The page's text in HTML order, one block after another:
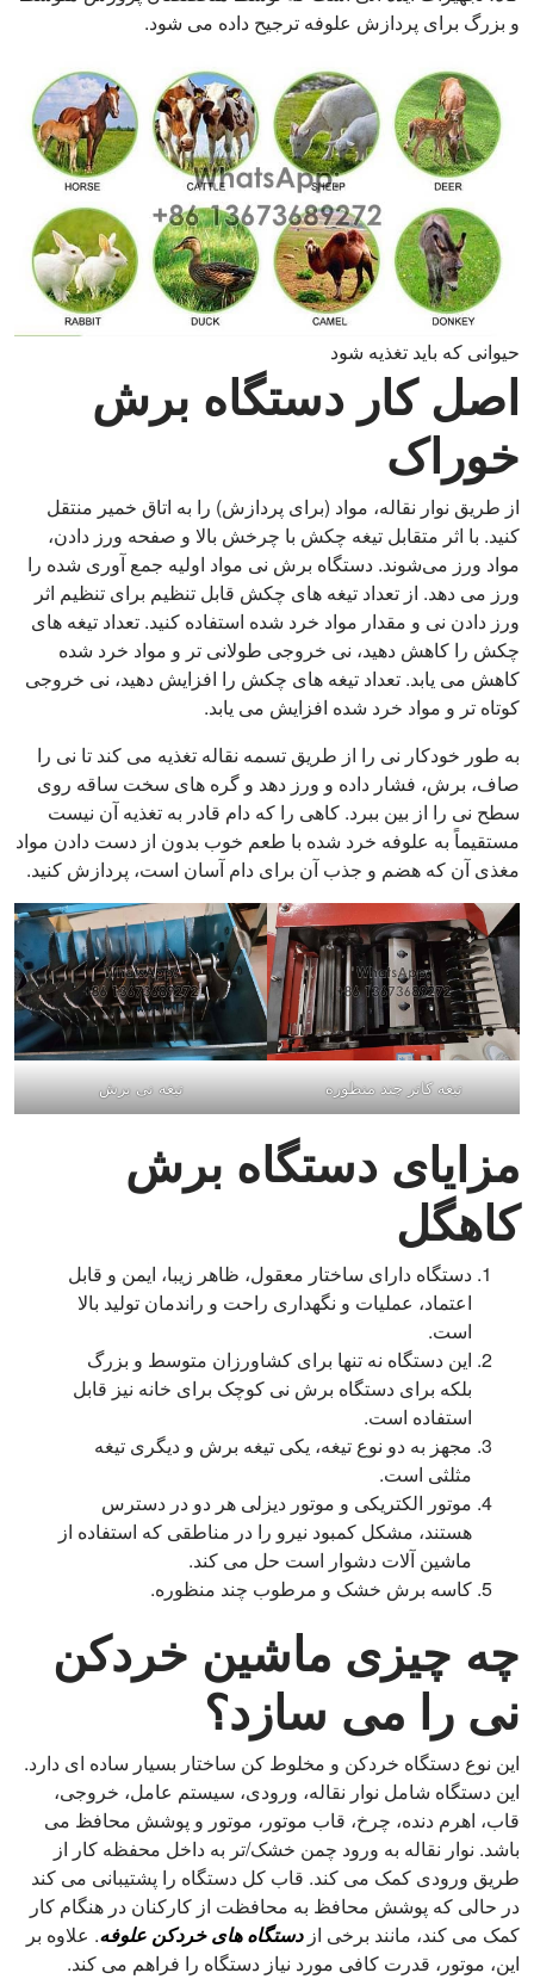
و بزرگ برای پردازش علوفه ترجیح داده می شود.
حیوانی که باید تغذیه شود
اصل کار دستگاه برش
خوراک
از طریق نوار نقاله، مواد (برای پردازش) را به اتاق خمیر منتقل
کنید. با اثر متقابل تیغه چکش با چرخش بالا و صفحه ورز دادن،
مواد ورز می‌شوند. دستگاه برش نی مواد اولیه جمع آوری شده را
ورز می دهد. از تعداد تیغه های چکش قابل تنظیم برای تنظیم اثر
ورز دادن نی و مقدار مواد خرد شده استفاده کنید. تعداد تیغه های
چکش را کاهش دهید، نی خروجی طولانی تر و مواد خرد شده
کاهش می یابد. تعداد تیغه های چکش را افزایش دهید، نی خروجی
کوتاه تر و مواد خرد شده افزایش می یابد.
به طور خودکار نی را از طریق تسمه نقاله تغذیه می کند تا نی را
صاف، برش، فشار داده و ورز دهد و گره های سخت ساقه روی
سطح نی را از بین ببرد. کاهی را که دام قادر به تغذیه آن نیست
مستقیماً به علوفه خرد شده با طعم خوب بدون از دست دادن مواد
مغذی آن که هضم و جذب آن برای دام آسان است، پردازش کنید.
تیغه کاتر چند منظوره تیغه نی برش
مزایای دستگاه برش
کاهگل
دستگاه دارای ساختار معقول، ظاهر زیبا، ایمن و قابل
اعتماد، عملیات و نگهداری راحت و راندمان تولید بالا
است.
این دستگاه نه تنها برای کشاورزان متوسط ​​و بزرگ
بلکه برای دستگاه برش نی کوچک برای خانه نیز قابل
استفاده است.
مجهز به دو نوع تیغه، یکی تیغه برش و دیگری تیغه
مثلثی است.
موتور الکتریکی و موتور دیزلی هر دو در دسترس
هستند، مشکل کمبود نیرو را در مناطقی که استفاده از
ماشین آلات دشوار است حل می کند.
کاسه برش خشک و مرطوب چند منظوره.
چه چیزی ماشین خردکن
نی را می سازد؟
این نوع دستگاه خردکن و مخلوط کن ساختار بسیار ساده ای دارد.
این دستگاه شامل نوار نقاله، ورودی، سیستم عامل، خروجی،
قاب، اهرم دنده، چرخ، قاب موتور، موتور و پوشش محافظ می
باشد. نوار نقاله به ورود چمن خشک/تر به داخل محفظه کار از
طریق ورودی کمک می کند. قاب کل دستگاه را پشتیبانی می کند
در حالی که پوشش محافظ به محافظت از کارکنان در هنگام کار
کمک می کند، مانند برخی ازدستگاه های خردکن علوفه. علاوه بر
این، موتور، قدرت کافی مورد نیاز دستگاه را فراهم می کند.